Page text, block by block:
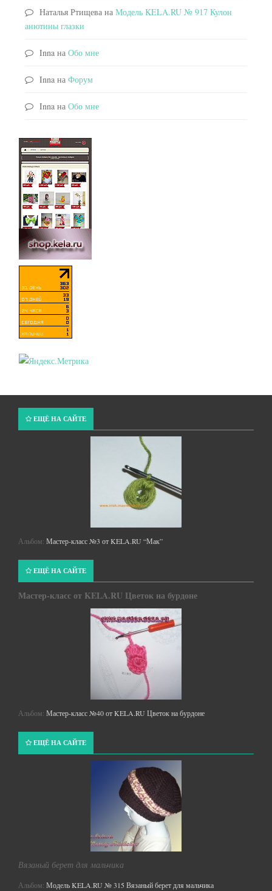
Наталья Ртищева на Модель KELA.RU № 917 Кулон
анютины глазки
Inna на Обо мне
Inna на Форум
Inna на Обо мне
ЕЩЁ НА САЙТЕ
Альбом: Мастер-класс №3 от KELA.RU “Мак”
ЕЩЁ НА САЙТЕ
Мастер-класс от KELA.RU Цветок на бурдоне
Альбом: Мастер-класс №40 от KELA.RU Цветок на бурдоне
ЕЩЁ НА САЙТЕ
Вязаный берет для мальчика
Альбом: Модель KELA.RU № 315 Вязаный берет для мальчика